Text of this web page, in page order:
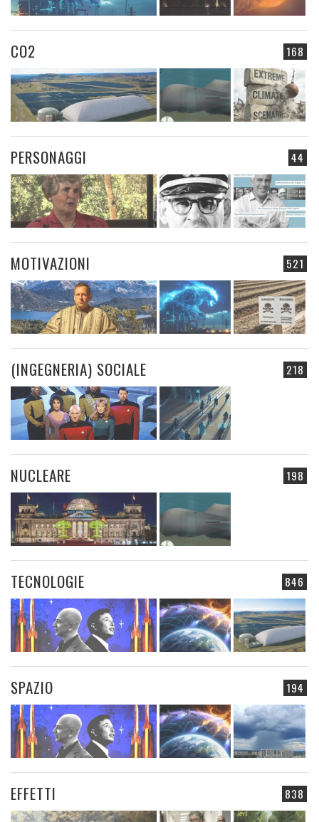
168
CO2
44
PERSONAGGI
521
MOTIVAZIONI
218
(INGEGNERIA) SOCIALE
198
NUCLEARE
846
TECNOLOGIE
194
SPAZIO
838
EFFETTI